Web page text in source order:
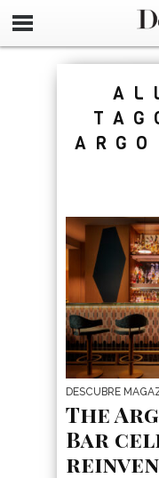
google-site-
DESCUBRE
The
Bar